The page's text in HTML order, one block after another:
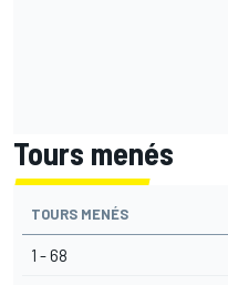
Tours menés
TOURS MENÉS
1 - 68